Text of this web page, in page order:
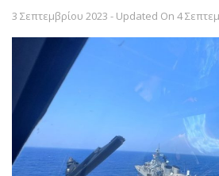
3 Σεπτεμβρίου 2023 - Updated On 4